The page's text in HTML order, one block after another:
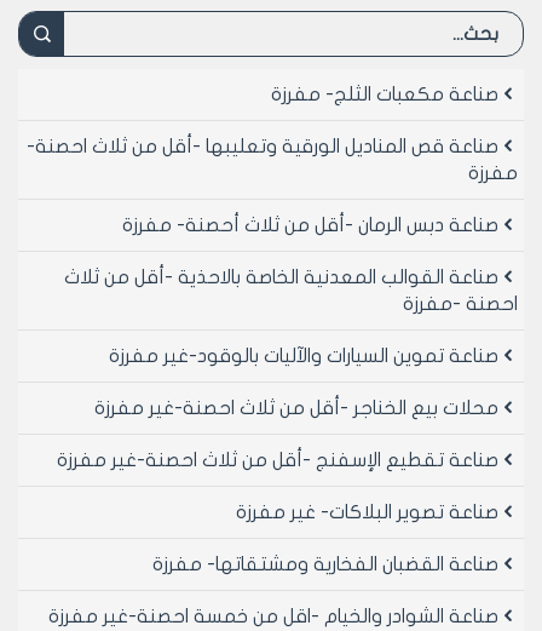
صناعة مكعبات الثلج- مفرزة
صناعة قص المناديل الورقية وتعليبها -أقل من ثلاث احصنة-
مفرزة
صناعة دبس الرمان -أقل من ثلاث أحصنة- مفرزة
صناعة القوالب المعدنية الخاصة بالاحذية -أقل من ثلاث
احصنة -مفرزة
صناعة تموين السيارات والآليات بالوقود-غير مفرزة
محلات بيع الخناجر -أقل من ثلاث احصنة-غير مفرزة
صناعة تقطيع الإسفنج -أقل من ثلاث احصنة-غير مفرزة
صناعة تصوير البلاكات- غير مفرزة
صناعة القضبان الفخارية ومشتقاتها- مفرزة
صناعة الشوادر والخيام -اقل من خمسة احصنة-غير مفرزة